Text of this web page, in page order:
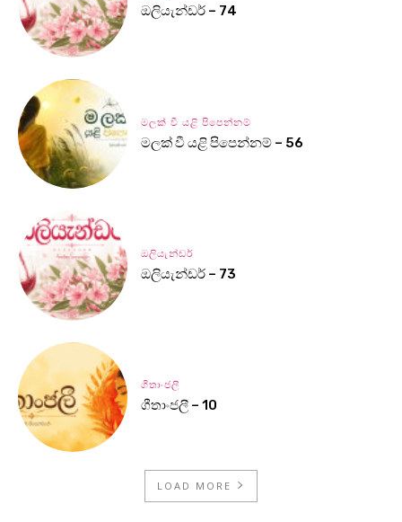
ඔලියැන්ඩර් – 74
මලක් වී යළි පිපෙන්නම්
මලක් වී යළි පිපෙන්නම් – 56
ඔලියැන්ඩර්
ඔලියැන්ඩර් – 73
ගීතාංජලී
ගීතාංජලී – 10
LOAD MORE